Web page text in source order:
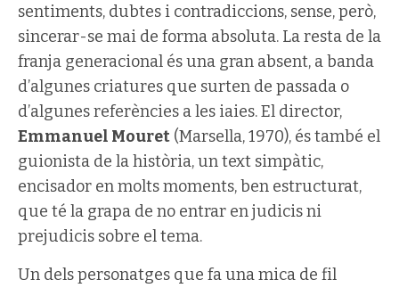
sentiments, dubtes i contradiccions, sense, però,
sincerar-se mai de forma absoluta. La resta de la
franja generacional és una gran absent, a banda
d’algunes criatures que surten de passada o
d’algunes referències a les iaies. El director,
Emmanuel Mouret (Marsella, 1970), és també el
guionista de la història, un text simpàtic,
encisador en molts moments, ben estructurat,
que té la grapa de no entrar en judicis ni
prejudicis sobre el tema.
Un dels personatges que fa una mica de fil